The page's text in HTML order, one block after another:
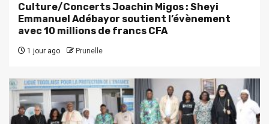
Culture/Concerts Joachin Migos : Sheyi
Emmanuel Adébayor soutient l’évènement
avec 10 millions de francs CFA
1 jour ago Prunelle